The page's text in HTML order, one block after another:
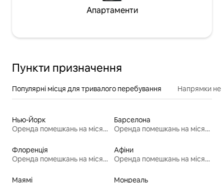
Апартаменти
Пункти призначення
Популярні місця для тривалого перебування Напрямки
Нью-Йорк
Оренда помешкань на місяць
Барселона
Оренда помешкань на місяць
Флоренція
Оренда помешкань на місяць
Афіни
Оренда помешкань на місяць
Маямі
Монреаль